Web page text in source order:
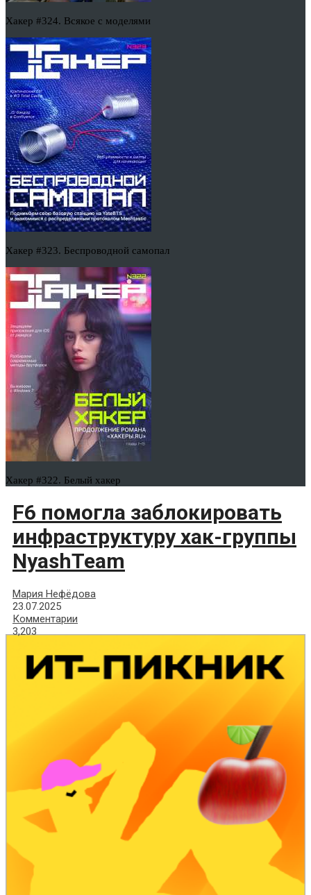
Хакер #324. Всякое с моделями
Хакер #323. Беспроводной самопал
Хакер #322. Белый хакер
F6 помогла заблокировать
инфраструктуру хак-группы
NyashTeam
Мария Нефёдова
23.07.2025
Комментарии
3,203